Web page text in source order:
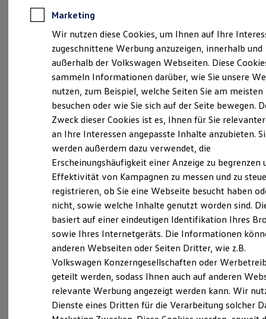
Anpfiff zum Gewinn
Elektroautos
ID. Tutorials
Elektrofahrzeugkonzepte
Reichweite
Reichweite der ID. Modelle
Reichweite im Winter
Laden
Laden unterwegs
Laden Zuhause
Ladezeitensimulator
Batterie
Sicherheit
Garantie und Lebensdauer
Nachhaltigkeit
Technologie
Kosten und Kauf
Verbrauchskosten
Kaufoptionen
E-Auto-Förderung
Software und Konnektivität
Die ID. Software 6
ID. Software Versionen und Updates
Digitale Extras
Schnittstellen zu Ihrem ID.
(Impressum & Rechtliches)
Probefahrt vereinbaren
Fahrzeugangebot anfordern
Servicetermin buchen
Marketing
Wir nutzen diese Cookies, um Ihnen auf Ihre
zugeschnittene Werbung anzuzeigen, innerhalb und
außerhalb der Volkswagen Webseiten. Diese
sammeln Informationen darüber, wie Sie unsere
nutzen, zum Beispiel, welche Seiten Sie am meisten
besuchen oder wie Sie sich auf der Seite bewegen.
Zweck dieser Cookies ist es, Ihnen für Sie
an Ihre Interessen angepasste Inhalte anzubieten.
werden außerdem dazu verwendet, die
Erscheinungshäufigkeit einer Anzeige zu begrenzen
Effektivität von Kampagnen zu messen und zu
registrieren, ob Sie eine Webseite besucht haben
nicht, sowie welche Inhalte genutzt worden sind.
basiert auf einer eindeutigen Identifikation Ihres
sowie Ihres Internetgeräts. Die Informationen
anderen Webseiten oder Seiten Dritter, wie z.B.
Volkswagen Konzerngesellschaften oder
geteilt werden, sodass Ihnen auch auf anderen
relevante Werbung angezeigt werden kann. Wir
Dienste eines Dritten für die Verarbeitung solcher